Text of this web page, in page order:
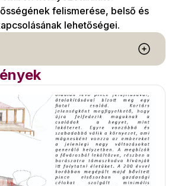
felismerése, belső és
lehetőségei.